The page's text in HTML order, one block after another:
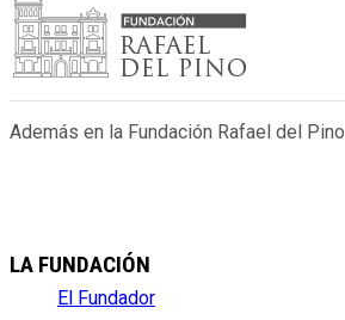
Además en la Fundación Rafael del Pino
LA FUNDACIÓN
El Fundador